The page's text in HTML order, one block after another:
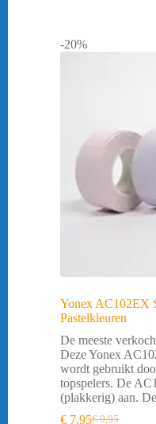
-20%
Yonex AC102EX
Pastelkleuren
De meeste
Deze Yonex
wordt gebruikt
topspelers. De
(plakkerig) aan.
€9,95
€ 7,95